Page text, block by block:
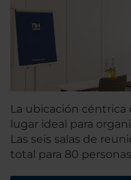
La ubicación
lugar ideal para
Las seis salas de
total para 80